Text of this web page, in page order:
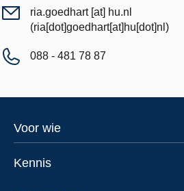
ria.goedhart[at] hu.nl
(ria[dot]goedhart[at]hu[dot]nl)
088 - 481 78 87
Footer
Voor wie
Kennis